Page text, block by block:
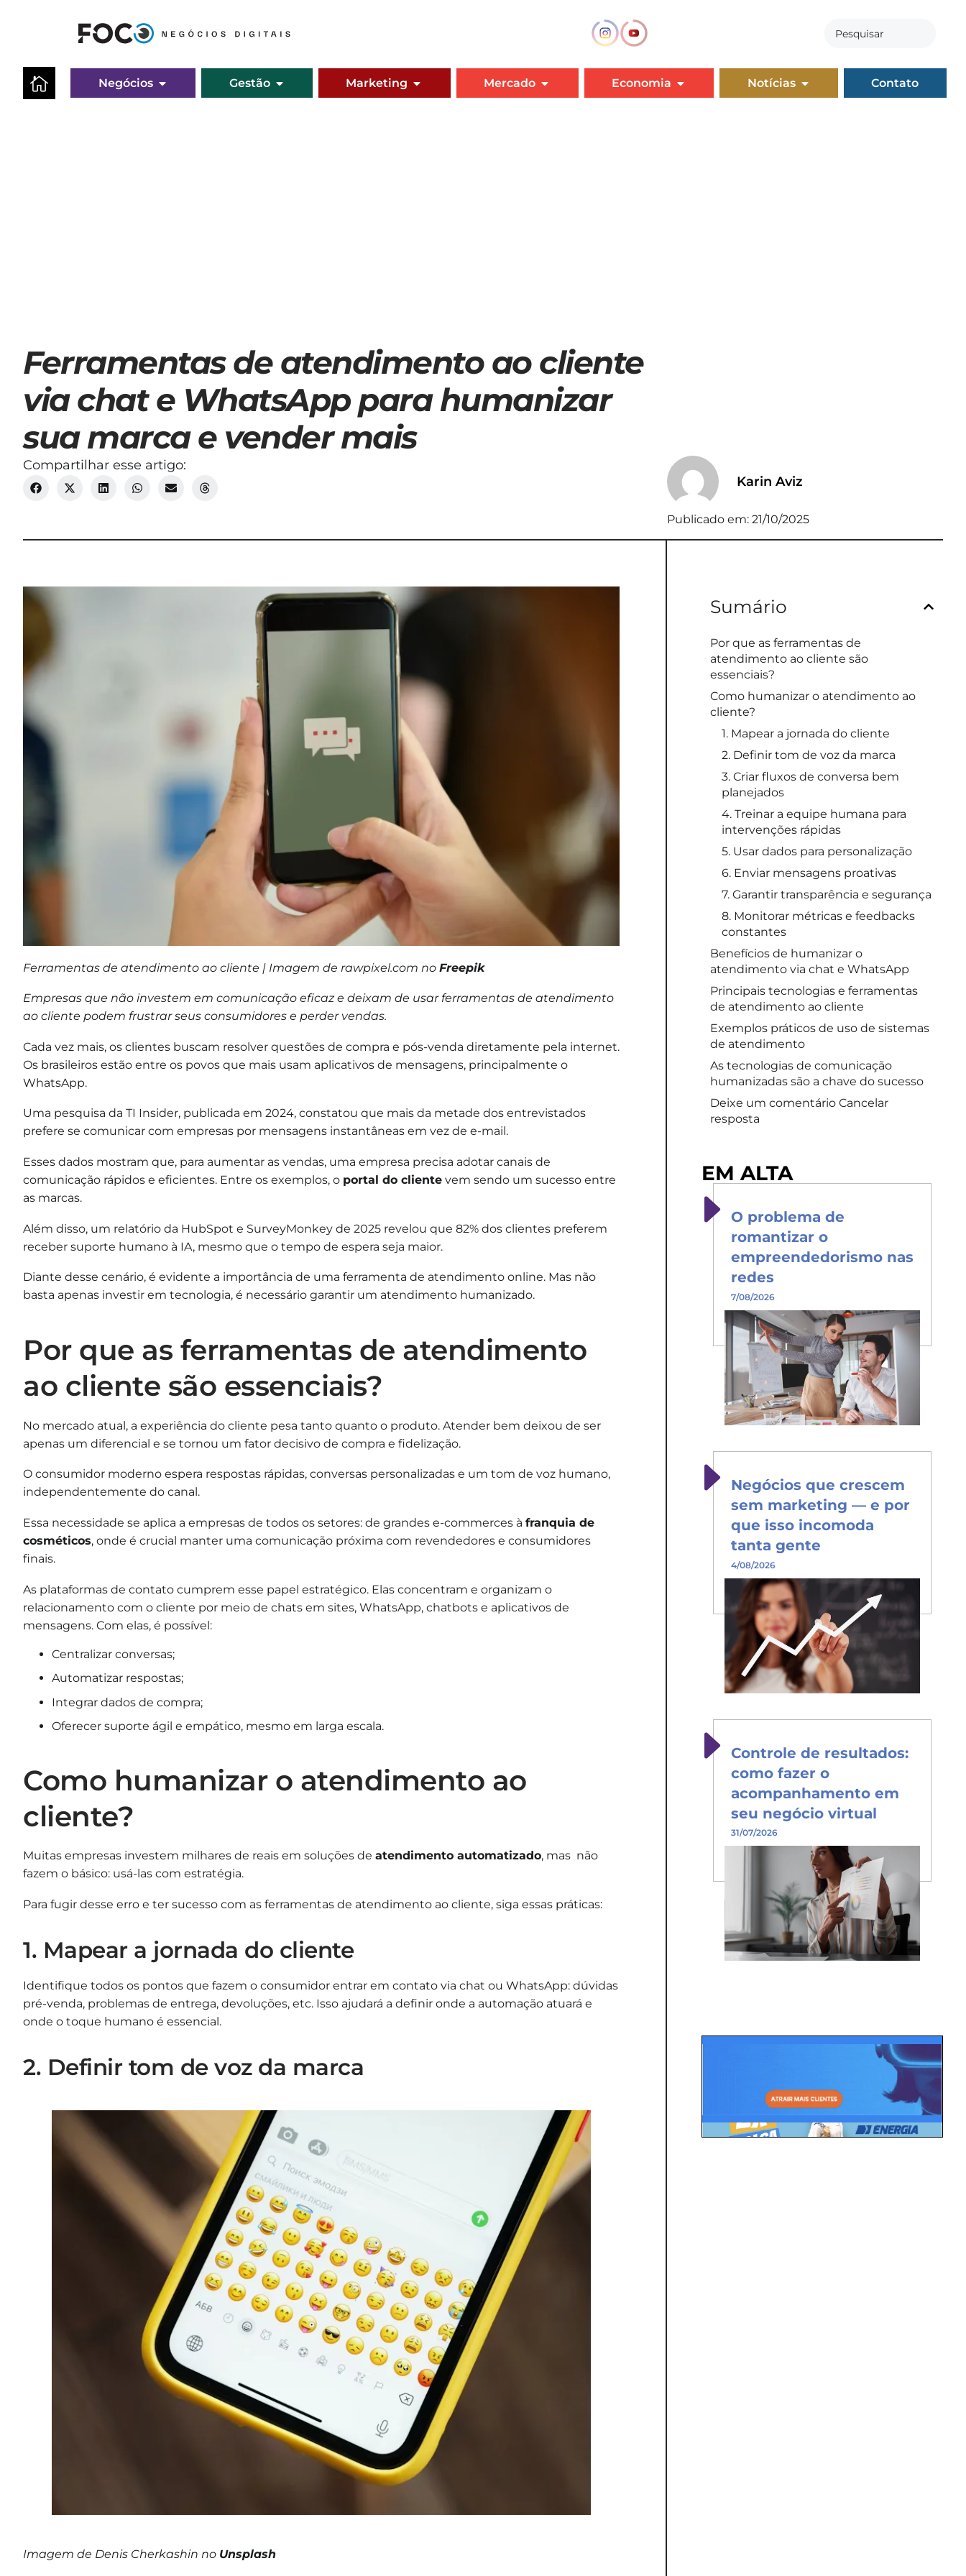
Negócios Gestão Marketing Mercado Economia Notícias Contato
Ferramentas de atendimento ao cliente
via chat e WhatsApp para humanizar
sua marca e vender mais
Compartilhar esse artigo:
Karin Aviz
Publicado em: 21/10/2025
Ferramentas de atendimento ao cliente | Imagem de rawpixel.com no Freepik
Empresas que não investem em comunicação eficaz e deixam de usar ferramentas de atendimento
ao cliente podem frustrar seus consumidores e perder vendas.
Cada vez mais, os clientes buscam resolver questões de compra e pós-venda diretamente pela internet.
Os brasileiros estão entre os povos que mais usam aplicativos de mensagens, principalmente o
WhatsApp.
Uma pesquisa da TI Insider, publicada em 2024, constatou que mais da metade dos entrevistados
prefere se comunicar com empresas por mensagens instantâneas em vez de e-mail.
Esses dados mostram que, para aumentar as vendas, uma empresa precisa adotar canais de
comunicação rápidos e eficientes. Entre os exemplos, o portal do cliente vem sendo um sucesso entre
as marcas.
Além disso, um relatório da HubSpot e SurveyMonkey de 2025 revelou que 82% dos clientes preferem
receber suporte humano à IA, mesmo que o tempo de espera seja maior.
Diante desse cenário, é evidente a importância de uma ferramenta de atendimento online. Mas não
basta apenas investir em tecnologia, é necessário garantir um atendimento humanizado.
Por que as ferramentas de atendimento
ao cliente são essenciais?
No mercado atual, a experiência do cliente pesa tanto quanto o produto. Atender bem deixou de ser
apenas um diferencial e se tornou um fator decisivo de compra e fidelização.
O consumidor moderno espera respostas rápidas, conversas personalizadas e um tom de voz humano,
independentemente do canal.
Essa necessidade se aplica a empresas de todos os setores: de grandes e-commerces à franquia de
cosméticos, onde é crucial manter uma comunicação próxima com revendedores e consumidores
finais.
As plataformas de contato cumprem esse papel estratégico. Elas concentram e organizam o
relacionamento com o cliente por meio de chats em sites, WhatsApp, chatbots e aplicativos de
mensagens. Com elas, é possível:
Centralizar conversas;
Automatizar respostas;
Integrar dados de compra;
Oferecer suporte ágil e empático, mesmo em larga escala.
Como humanizar o atendimento ao
cliente?
Muitas empresas investem milhares de reais em soluções de atendimento automatizado, mas não
fazem o básico: usá-las com estratégia.
Para fugir desse erro e ter sucesso com as ferramentas de atendimento ao cliente, siga essas práticas:
1. Mapear a jornada do cliente
Identifique todos os pontos que fazem o consumidor entrar em contato via chat ou WhatsApp: dúvidas
pré-venda, problemas de entrega, devoluções, etc. Isso ajudará a definir onde a automação atuará e
onde o toque humano é essencial.
2. Definir tom de voz da marca
Imagem de Denis Cherkashin no Unsplash
Sumário
Por que as ferramentas de
atendimento ao cliente são
essenciais?
Como humanizar o atendimento ao
cliente?
1. Mapear a jornada do cliente
2. Definir tom de voz da marca
3. Criar fluxos de conversa bem
planejados
4. Treinar a equipe humana para
intervenções rápidas
5. Usar dados para personalização
6. Enviar mensagens proativas
7. Garantir transparência e segurança
8. Monitorar métricas e feedbacks
constantes
Benefícios de humanizar o
atendimento via chat e WhatsApp
Principais tecnologias e ferramentas
de atendimento ao cliente
Exemplos práticos de uso de sistemas
de atendimento
As tecnologias de comunicação
humanizadas são a chave do sucesso
Deixe um comentário Cancelar
resposta
EM ALTA
O problema de
romantizar o
empreendedorismo nas
redes
7/08/2026
Negócios que crescem
sem marketing — e por
que isso incomoda
tanta gente
4/08/2026
Controle de resultados:
como fazer o
acompanhamento em
seu negócio virtual
31/07/2026